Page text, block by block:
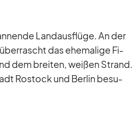
Land­aus­flüge. An der
das ehe­ma­lige Fi­
dem brei­ten, wei­ßen Strand.
Ros­tock und Ber­lin be­su­